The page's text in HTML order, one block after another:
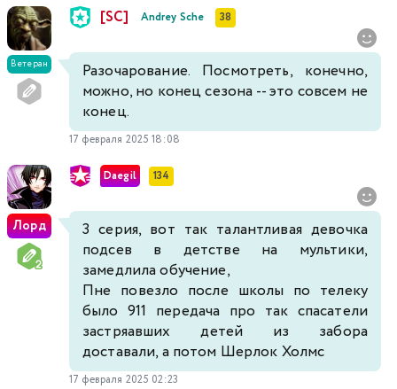
Ветеран
[SC] Andrey Sche 38
Разочарование. Посмотреть, конечно,
можно, но конец сезона -- это совсем не
конец.
17 февраля 2025 18:08
Лорд
Daegil 134
3 серия, вот так талантливая девочка
подсев в детстве на мультики,
замедлила обучение,
Пне повезло после школы по телеку
было 911 передача про так спасатели
застряавших детей из забора
доставали, а потом Шерлок Холмс
17 февраля 2025 02:23